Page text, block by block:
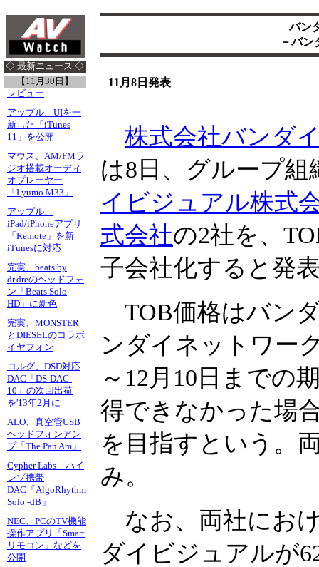
◇ 最新ニュース ◇
【11月30日】
レビュー
アップル、UIを一
新した「iTunes
11」を公開
マウス、AM/FMラ
ジオ搭載オーディ
オプレーヤー
「Lyumo M33」
アップル、
iPad/iPhoneアプリ
「Remote」を新
iTunesに対応
完実、beats by
dr.dreのヘッドフォ
ン「Beats Solo
HD」に新色
完実、MONSTER
とDIESELのコラボ
イヤフォン
コルグ、DSD対応
DAC「DS-DAC-
10」の次回出荷
を'13年2月に
ALO、真空管USB
ヘッドフォンアン
プ「The Pan Am」
Cypher Labs、ハイ
レゾ携帯
DAC「AlgoRhythm
Solo -dB」
NEC、PCのTV機能
操作アプリ「Smart
リモコン」などを
公開
バン
－バ
11月8日発表
株式会社バンダ
は8日、グループ
イビジュアル株式
式会社の2社を、
子会社化すると発
TOB価格はバン
ンダイネットワー
～12月10日までの
得できなかった場
を目指すという。
み。
なお、両社にお
ダイビジュアルが